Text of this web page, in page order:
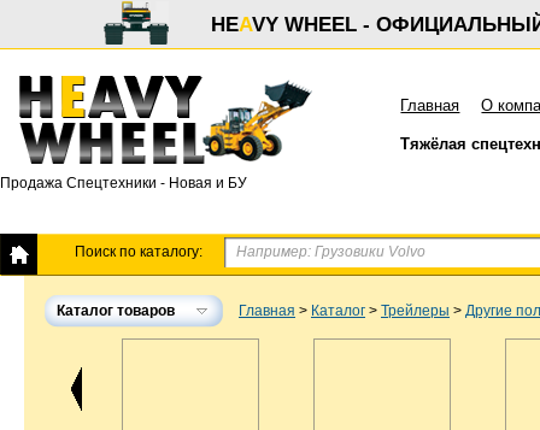
HEAVY WHEEL -
Продажа Спецтехники - Новая и БУ
Главная О
Тяжёлая
Поиск по каталогу:
Каталог товаров Главная > Каталог > Трейлеры > Другие